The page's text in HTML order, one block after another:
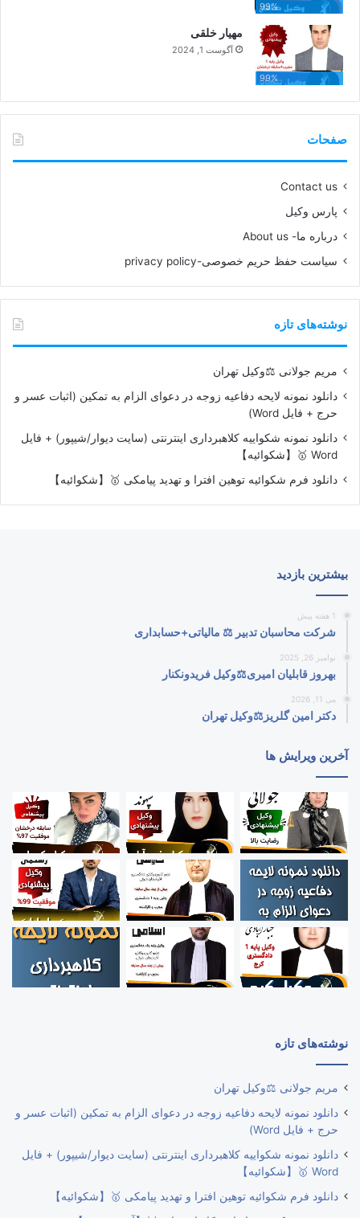
99%
99%
مهیار خلقی
آگوست 1, 2024
صفحات
Contact us
پارس وکیل
درباره ما- About us
سیاست حفظ حریم خصوصی-privacy policy
نوشته‌های تازه
مریم جولانی ⚖️وکیل تهران
دانلود نمونه لایحه دفاعیه زوجه در دعوای الزام به تمکین (اثبات عسر و
حرج + فایل Word)
دانلود نمونه شکواییه کلاهبرداری اینترنتی (سایت دیوار/شیپور) + فایل
Word 🥇【شکوائیه】
دانلود فرم شکوائیه توهین افترا و تهدید پیامکی 🥇【شکوائیه】
بیشترین بازدید
1 هفته پیش
شرکت محاسبان تدبیر ⚖️ مالیاتی+حسابداری
نوامبر 26, 2025
بهروز قابلیان امیری⚖️وکیل فریدونکنار
می 11, 2026
دکتر امین گلریز⚖️وکیل تهران
آخرین ویرایش ها
نوشته‌های تازه
مریم جولانی ⚖️وکیل تهران
دانلود نمونه لایحه دفاعیه زوجه در دعوای الزام به تمکین (اثبات عسر و
حرج + فایل Word)
دانلود نمونه شکواییه کلاهبرداری اینترنتی (سایت دیوار/شیپور) + فایل
Word 🥇【شکوائیه】
دانلود فرم شکوائیه توهین افترا و تهدید پیامکی 🥇【شکوائیه】